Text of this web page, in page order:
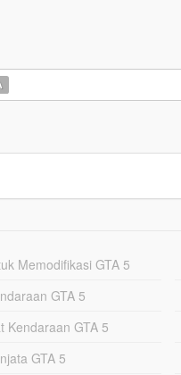
Memodifikasi GTA 5
GTA 5
Kendaraan GTA 5
GTA 5